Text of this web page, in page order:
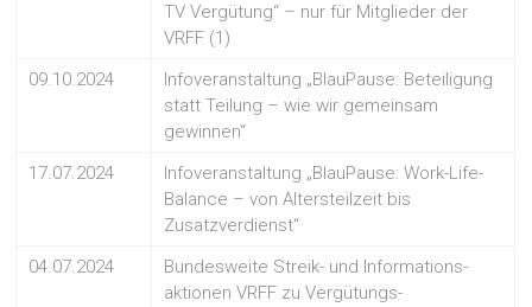
TV Vergütung“ – nur für Mitglieder der
VRFF (1)
09.10.2024
Infoveranstaltung „BlauPause: Beteiligung
statt Teilung – wie wir gemeinsam
gewinnen“
17.07.2024
Infoveranstaltung „BlauPause: Work-Life-
Balance – von Altersteilzeit bis
Zusatzverdienst“
04.07.2024
Bundesweite Streik- und Informations-
aktionen VRFF zu Vergütungs-